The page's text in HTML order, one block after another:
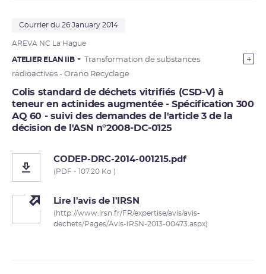
Courrier du 26 January 2014
AREVA NC La Hague
ATELIER ELAN IIB
Transformation de substances
radioactives - Orano Recyclage
Colis standard de déchets vitrifiés (CSD-V) à
teneur en actinides augmentée - Spécification 300
AQ 60 - suivi des demandes de l'article 3 de la
décision de l'ASN n°2008-DC-0125
CODEP-DRC-2014-001215.pdf
(PDF - 107.20 Ko )
Lire l'avis de l'IRSN
(http://www.irsn.fr/FR/expertise/avis/avis-
dechets/Pages/Avis-IRSN-2013-00473.aspx)